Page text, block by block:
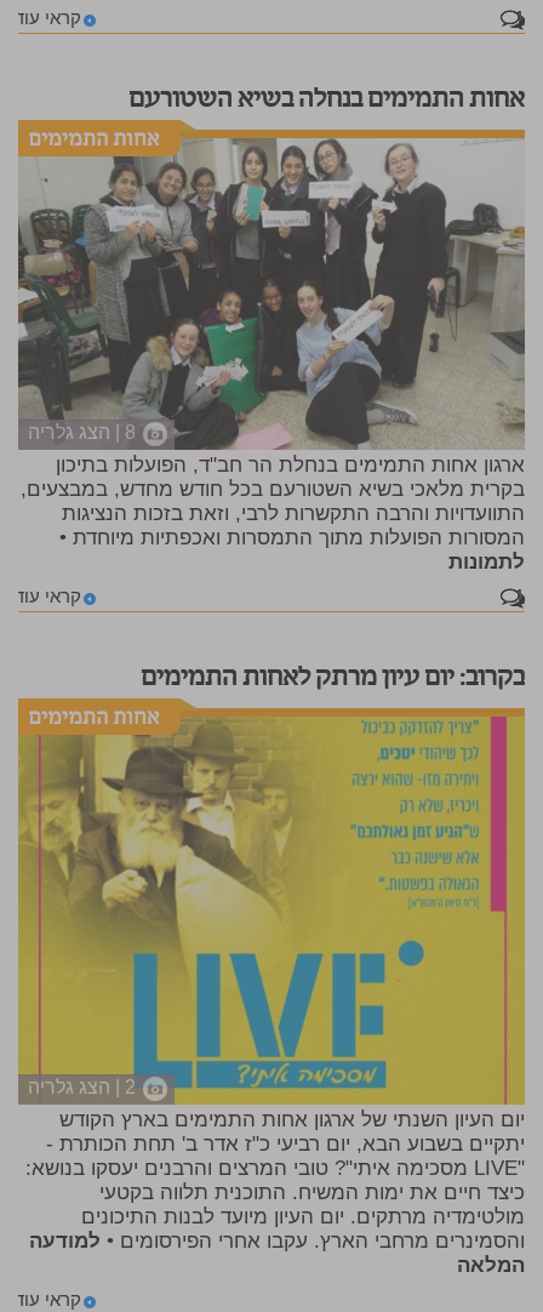
קראי עוד 1
אחות התמימים בנחלה בשיא השטורעם
8 | הצג גלריה
ארגון אחות התמימים בנחלת הר חב"ד, הפועלות בתיכון
בקרית מלאכי בשיא השטורעם בכל חודש מחדש, במבצעים,
התוועדויות והרבה התקשרות לרבי, וזאת בזכות הנציגות
המסורות הפועלות מתוך התמסרות ואכפתיות מיוחדת •
לתמונות
קראי עוד 1
בקרוב: יום עיון מרתק לאחות התמימים
2 | הצג גלריה
יום העיון השנתי של ארגון אחות התמימים בארץ הקודש
יתקיים בשבוע הבא, יום רביעי כ"ז אדר ב' תחת הכותרת -
"LIVE מסכימה איתי"? טובי המרצים והרבנים יעסקו בנושא:
כיצד חיים את ימות המשיח. התוכנית תלווה בקטעי
מולטימדיה מרתקים. יום העיון מיועד לבנות התיכונים
והסמינרים מרחבי הארץ. עקבו אחרי הפירסומים • למודעה
המלאה
קראי עוד